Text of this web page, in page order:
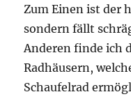
Zum Einen ist der
sondern fällt
Anderen finde ich
Radhäusern,
Schaufelrad